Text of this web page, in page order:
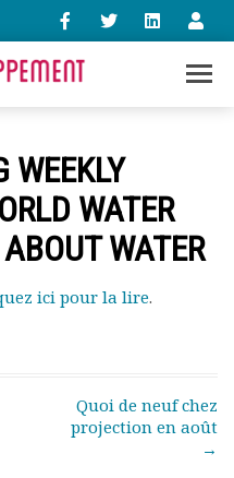
WEEKLY
WATER
WATER
ici pour la lire.
Quoi de neuf chez
projection en août
→